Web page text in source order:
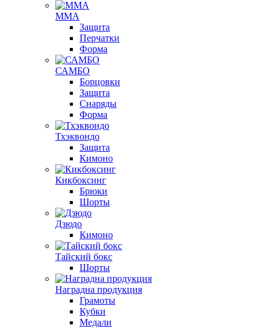
ММА
Защита
Перчатки
Форма
САМБО
Борцовки
Защита
Снаряды
Форма
Тхэквондо
Защита
Кимоно
Кикбоксинг
Брюки
Шорты
Дзюдо
Кимоно
Тайский бокс
Шорты
Наградна продукция
Грамоты
Кубки
Медали